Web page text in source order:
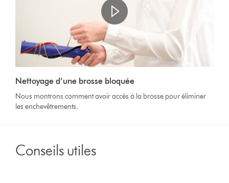
Transcript
Ouvrir
la
transcription
de
la
vidéo
Nettoyage d’une brosse bloquée
Nous montrons comment avoir accès à la brosse pour éliminer
les enchevêtrements.
Conseils utiles